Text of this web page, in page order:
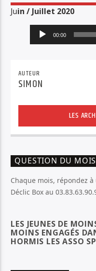
Juin / Juillet 2020
Lecteur
audio
00:00
AUTEUR
SIMON
LES
QUESTION DU
Chaque mois, répondez
Déclic Box au
LES JEUNES DE
MOINS ENGAGÉS
HORMIS LES ASSO